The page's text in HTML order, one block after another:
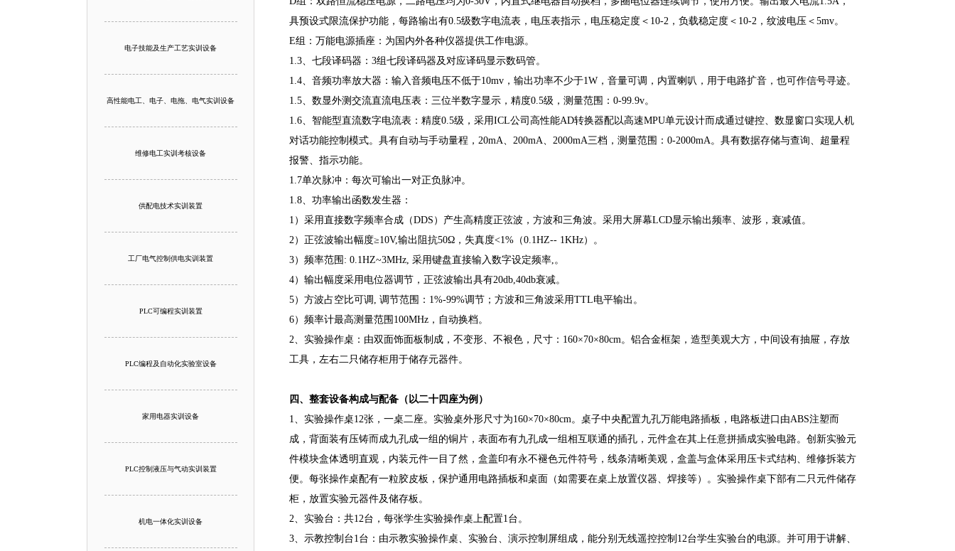
电子技能及生产工艺实训设备
高性能电工、电子、电拖、电气实训设备
维修电工实训考核设备
供配电技术实训装置
工厂电气控制供电实训装置
PLC可编程实训装置
PLC编程及自动化实验室设备
家用电器实训设备
PLC控制液压与气动实训装置
机电一体化实训设备
具预设式限流保护功能，每路输出有0.5级数字电流表，电压表指示，电压稳定度＜10-2，负载稳定度＜10-2，纹波电压＜5mv。
E组：万能电源插座：为国内外各种仪器提供工作电源。
1.3、七段译码器：3组七段译码器及对应译码显示数码管。
1.4、音频功率放大器：输入音频电压不低于10mv，输出功率不少于1W，音量可调，内置喇叭，用于电路扩音，也可作信号寻迹。
1.5、数显外测交流直流电压表：三位半数字显示，精度0.5级，测量范围：0-99.9v。
1.6、智能型直流数字电流表：精度0.5级，采用ICL公司高性能AD转换器配以高速MPU单元设计而成通过键控、数显窗口实现人机
对话功能控制模式。具有自动与手动量程，20mA、200mA、2000mA三档，测量范围：0-2000mA。具有数据存储与查询、超量程
报警、指示功能。
1.7单次脉冲：每次可输出一对正负脉冲。
1.8、功率输出函数发生器：
1）采用直接数字频率合成（DDS）产生高精度正弦波，方波和三角波。采用大屏幕LCD显示输出频率、波形，衰减值。
2）正弦波输出幅度≥10V,输出阻抗50Ω，失真度<1%（0.1HZ-- 1KHz）。
3）频率范围: 0.1HZ~3MHz, 采用键盘直接输入数字设定频率,。
4）输出幅度采用电位器调节，正弦波输出具有20db,40db衰减。
5）方波占空比可调, 调节范围：1%-99%调节；方波和三角波采用TTL电平输出。
6）频率计最高测量范围100MHz，自动换档。
2、实验操作桌：由双面饰面板制成，不变形、不裉色，尺寸：160×70×80cm。铝合金框架，造型美观大方，中间设有抽屉，存放
工具，左右二只储存柜用于储存元器件。
四、整套设备构成与配备（以二十四座为例）
1、实验操作桌12张，一桌二座。实验桌外形尺寸为160×70×80cm。桌子中央配置九孔万能电路插板，电路板进口由ABS注塑而
成，背面装有压铸而成九孔成一组的铜片，表面布有九孔成一组相互联通的插孔，元件盒在其上任意拼插成实验电路。创新实验元
件模块盒体透明直观，内装元件一目了然，盒盖印有永不褪色元件符号，线条清晰美观，盒盖与盒体采用压卡式结构、维修拆装方
便。每张操作桌配有一粒胶皮板，保护通用电路插板和桌面（如需要在桌上放置仪器、焊接等）。实验操作桌下部有二只元件储存
柜，放置实验元器件及储存板。
2、实验台：共12台，每张学生实验操作桌上配置1台。
3、示教控制台1台：由示教实验操作桌、实验台、演示控制屏组成，能分别无线遥控控制12台学生实验台的电源。并可用于讲解、